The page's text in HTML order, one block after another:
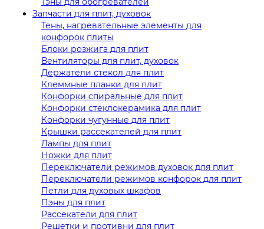
Запчасти для плит, духовок
Тены, нагревательные элементы для
конфорок плиты
Блоки розжига для плит
Вентиляторы для плит, духовок
Держатели стекол для плит
Клеммные планки для плит
Конфорки спиральные для плит
Конфорки стеклокерамика для плит
Конфорки чугунные для плит
Крышки рассекателей для плит
Лампы для плит
Ножки для плит
Переключатели режимов духовок для плит
Переключатели режимов конфорок для плит
Петли для духовых шкафов
Пэны для плит
Рассекатели для плит
Решетки и противни для плит